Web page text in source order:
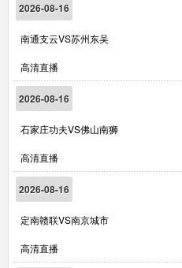
2026-08-16
南通支云VS苏州东吴
高清直播
2026-08-16
石家庄功夫VS佛山南狮
高清直播
2026-08-16
定南赣联VS南京城市
高清直播